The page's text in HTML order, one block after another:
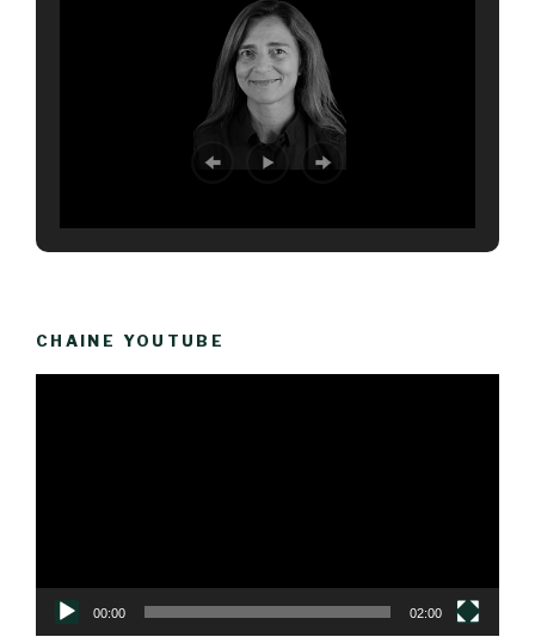
CHAINE YOUTUBE
00:00 02:00